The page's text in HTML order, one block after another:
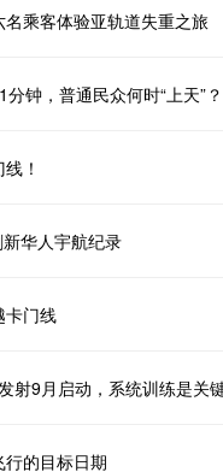
乘客体验亚轨道失重之旅
钟，普通民众何时“上天”？
！
华人宇航纪录
卡门线
射9月启动，系统训练是关
的目标日期